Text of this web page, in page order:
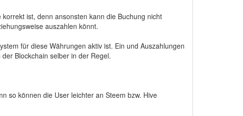
ist, denn ansonsten kann die Buchung nicht
auszahlen könnt.
für diese Währungen aktiv ist. Ein und Auszahlungen
Blockchain selber in der Regel.
so können die User leichter an Steem bzw. Hive